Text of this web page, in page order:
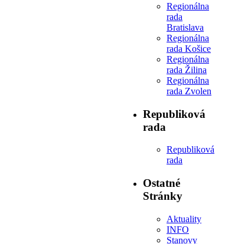
Regionálna
rada
Bratislava
Regionálna
rada Košice
Regionálna
rada Žilina
Regionálna
rada Zvolen
Republiková
rada
Republiková
rada
Ostatné
Stránky
Aktuality
INFO
Stanovy